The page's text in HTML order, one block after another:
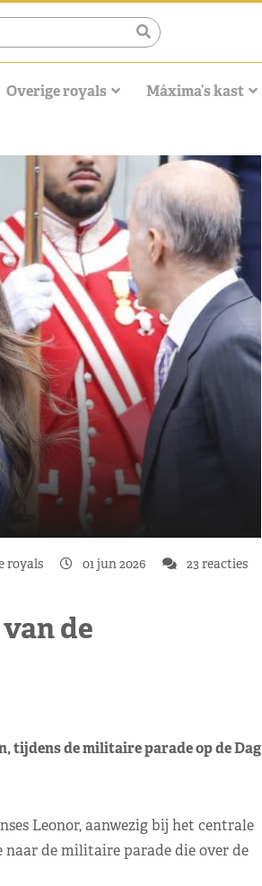
Overige royals Máxima’s kast
royals 01 jun 2026 23 reacties
de
tijdens de militaire parade op de Dag
Leonor, aanwezig bij het centrale
naar de militaire parade die over de